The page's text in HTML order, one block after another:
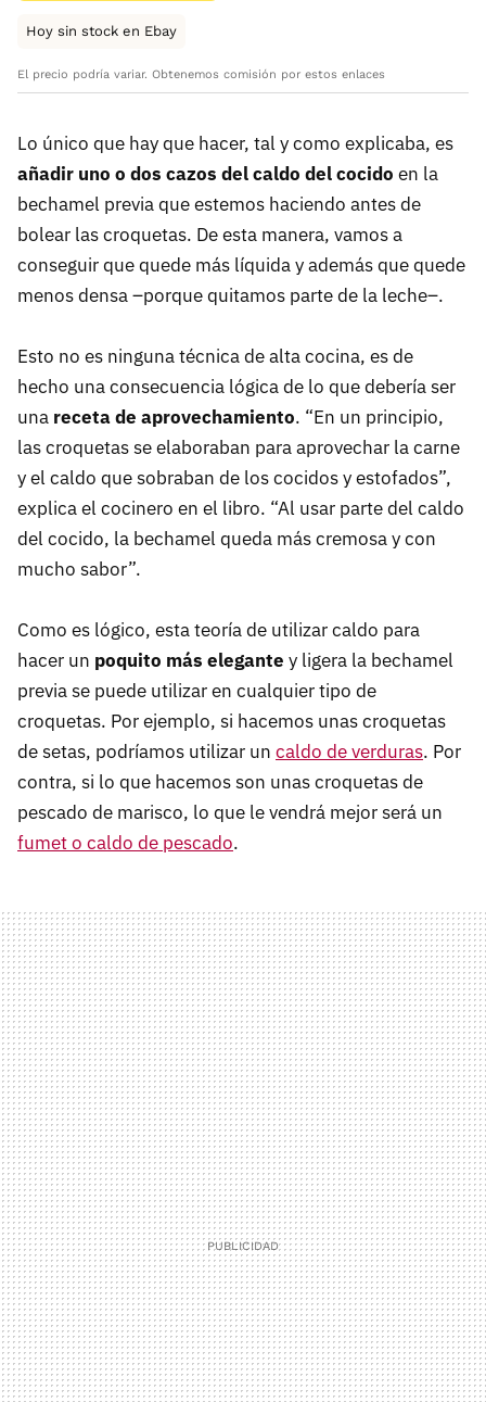
Hoy sin stock en Ebay
El precio podría variar. Obtenemos comisión por estos enlaces
Lo único que hay que hacer, tal y como explicaba, es
añadir uno o dos cazos del caldo del cocido en la
bechamel previa que estemos haciendo antes de
bolear las croquetas. De esta manera, vamos a
conseguir que quede más líquida y además que quede
menos densa –porque quitamos parte de la leche–.
Esto no es ninguna técnica de alta cocina, es de
hecho una consecuencia lógica de lo que debería ser
una receta de aprovechamiento. “En un principio,
las croquetas se elaboraban para aprovechar la carne
y el caldo que sobraban de los cocidos y estofados”,
explica el cocinero en el libro. “Al usar parte del caldo
del cocido, la bechamel queda más cremosa y con
mucho sabor”.
Como es lógico, esta teoría de utilizar caldo para
hacer un poquito más elegante y ligera la bechamel
previa se puede utilizar en cualquier tipo de
croquetas. Por ejemplo, si hacemos unas croquetas
de setas, podríamos utilizar un caldo de verduras. Por
contra, si lo que hacemos son unas croquetas de
pescado de marisco, lo que le vendrá mejor será un
fumet o caldo de pescado.